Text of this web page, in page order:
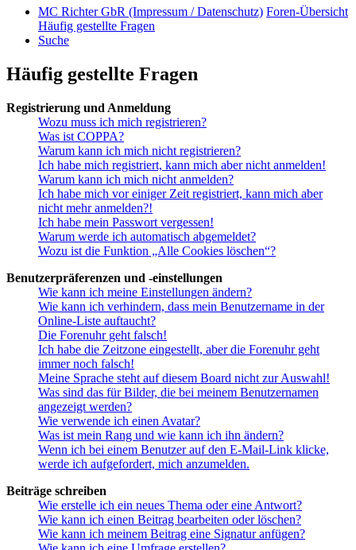
MC Richter GbR (Impressum / Datenschutz) Foren-Übersicht
Häufig gestellte Fragen
Suche
Häufig gestellte Fragen
Registrierung und Anmeldung
Wozu muss ich mich registrieren?
Was ist COPPA?
Warum kann ich mich nicht registrieren?
Ich habe mich registriert, kann mich aber nicht anmelden!
Warum kann ich mich nicht anmelden?
Ich habe mich vor einiger Zeit registriert, kann mich aber
nicht mehr anmelden?!
Ich habe mein Passwort vergessen!
Warum werde ich automatisch abgemeldet?
Wozu ist die Funktion „Alle Cookies löschen“?
Benutzerpräferenzen und -einstellungen
Wie kann ich meine Einstellungen ändern?
Wie kann ich verhindern, dass mein Benutzername in der
Online-Liste auftaucht?
Die Forenuhr geht falsch!
Ich habe die Zeitzone eingestellt, aber die Forenuhr geht
immer noch falsch!
Meine Sprache steht auf diesem Board nicht zur Auswahl!
Was sind das für Bilder, die bei meinem Benutzernamen
angezeigt werden?
Wie verwende ich einen Avatar?
Was ist mein Rang und wie kann ich ihn ändern?
Wenn ich bei einem Benutzer auf den E-Mail-Link klicke,
werde ich aufgefordert, mich anzumelden.
Beiträge schreiben
Wie erstelle ich ein neues Thema oder eine Antwort?
Wie kann ich einen Beitrag bearbeiten oder löschen?
Wie kann ich meinem Beitrag eine Signatur anfügen?